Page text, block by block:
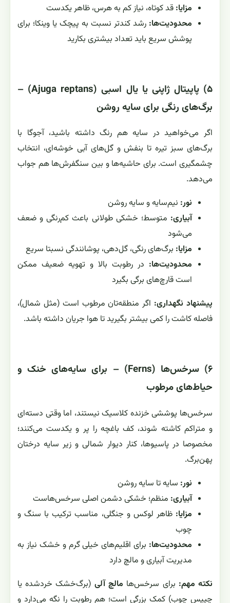
مزایا: قد کوتاه، نیاز کم به هرس، ظاهر یکدست
محدودیت‌ها: رشد کندتر نسبت به پیچک یا وینکا؛ برای
پوشش سریع باید تعداد بیشتری بکارید
۵) پاپیتال ژاپنی یا یال اسبی (Ajuga reptans) –
برگ‌های رنگی برای سایه روشن
اگر می‌خواهید در سایه هم رنگ داشته باشید، آجوگا با
برگ‌های سبز تیره تا بنفش و گل‌های آبی خوشه‌ای، انتخاب
چشمگیری است. برای حاشیه‌ها و بین سنگفرش‌ها هم جواب
می‌دهد.
نور: نیم‌سایه و سایه روشن
آبیاری: متوسط؛ خشکی طولانی باعث کم‌رنگی و ضعف
می‌شود
مزایا: برگ‌های رنگی، گل‌دهی، پوشانندگی نسبتا سریع
محدودیت‌ها: در رطوبت بالا و تهویه ضعیف ممکن
است قارچ‌های برگی بگیرد
پیشنهاد نگهداری: اگر منطقه‌تان مرطوب است (مثل شمال)،
فاصله کاشت را کمی بیشتر بگیرید تا هوا جریان داشته باشد.
۶) سرخس‌ها (Ferns) – برای سایه‌های خنک و
حیاط‌های مرطوب
سرخس‌ها پوششی خزنده کلاسیک نیستند، اما وقتی دسته‌ای
و متراکم کاشته شوند، کف باغچه را پر و یکدست می‌کنند؛
مخصوصا در پاسیوها، کنار دیوار شمالی و زیر سایه درختان
پهن‌برگ.
نور: سایه تا سایه روشن
آبیاری: منظم؛ خشکی دشمن اصلی سرخس‌هاست
مزایا: ظاهر لوکس و جنگلی، مناسب ترکیب با سنگ و
چوب
محدودیت‌ها: برای اقلیم‌های خیلی گرم و خشک نیاز به
مدیریت آبیاری و مالچ دارد
نکته مهم: برای سرخس‌ها مالچ آلی (برگ‌خشک خردشده یا
چیپس چوب) کمک بزرگی است؛ هم رطوبت را نگه می‌دارد و